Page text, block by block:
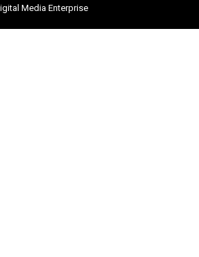
Media Enterprise